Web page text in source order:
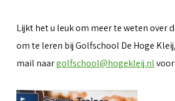
Lijkt het u leuk om meer te weten over
om te leren bij Golfschool De Hoge
mail naargolfschool@hogekleij.nl